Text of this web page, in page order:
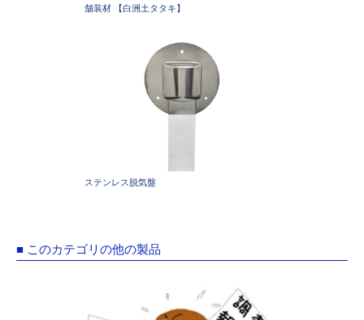
舗装材 【白洲土タタキ】
ステンレス脱気盤
■ このカテゴリの他の製品